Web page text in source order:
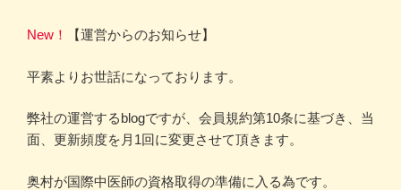
New！ 【運営からのお知らせ】
平素よりお世話になっております。
弊社の運営するblogですが、会員規約第10条に基づき、当
面、更新頻度を月1回に変更させて頂きます。
奥村が国際中医師の資格取得の準備に入る為です。